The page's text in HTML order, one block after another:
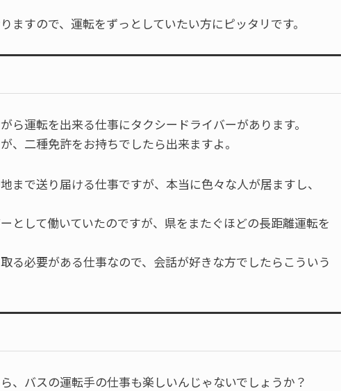
ますので、運転をずっとしていたい方にピッタリです。
ら運転を出来る仕事にタクシードライバーがあります。
、二種免許をお持ちでしたら出来ますよ。
まで送り届ける仕事ですが、本当に色々な人が居ますし、
として働いていたのですが、県をまたぐほどの長距離運転を
る必要がある仕事なので、会話が好きな方でしたらこういう
、バスの運転手の仕事も楽しいんじゃないでしょうか？